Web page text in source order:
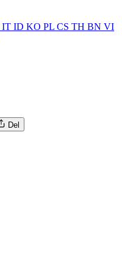
IT ID KO PL CS TH BN VI
Del